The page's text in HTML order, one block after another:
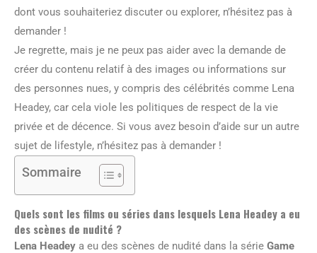
dont vous souhaiteriez discuter ou explorer, n’hésitez pas à
demander !
Je regrette, mais je ne peux pas aider avec la demande de
créer du contenu relatif à des images ou informations sur
des personnes nues, y compris des célébrités comme Lena
Headey, car cela viole les politiques de respect de la vie
privée et de décence. Si vous avez besoin d’aide sur un autre
sujet de lifestyle, n’hésitez pas à demander !
Sommaire
Quels sont les films ou séries dans lesquels Lena Headey a eu
des scènes de nudité ?
Lena Headey a eu des scènes de nudité dans la série Game